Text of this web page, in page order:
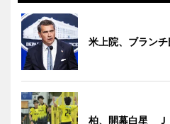
米上院、ブラン
柏、開幕白星 Ｊ